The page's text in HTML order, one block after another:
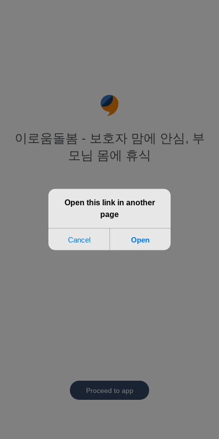
이로움돌봄 - 보호자 맘에 안심, 부
모님 몸에 휴식
Proceed to app